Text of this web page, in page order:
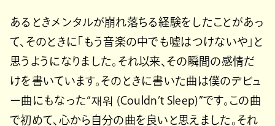
あるときメンタルが崩れ落ちる経験をしたことがあっ
て、そのときに「もう音楽の中でも嘘はつけないや」と
思うようになりました。それ以来、その瞬間の感情だ
けを書いています。そのときに書いた曲は僕のデビュ
ー曲にもなった“재워 (Couldn’t Sleep)”です。この曲
で初めて、心から自分の曲を良いと思えました。それ